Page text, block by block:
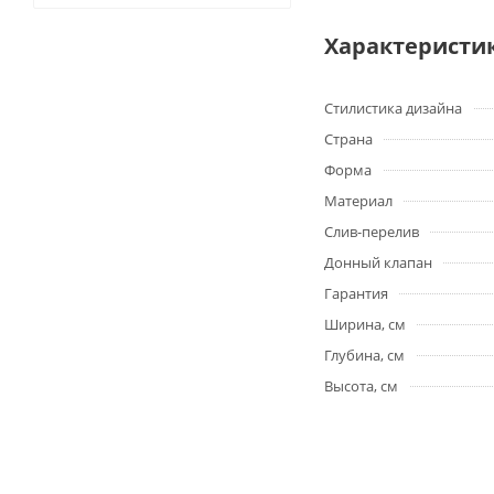
Стилистика дизайна
Страна
Форма
Материал
Слив-перелив
Донный клапан
Гарантия
Ширина, см
Глубина, см
Высота, см